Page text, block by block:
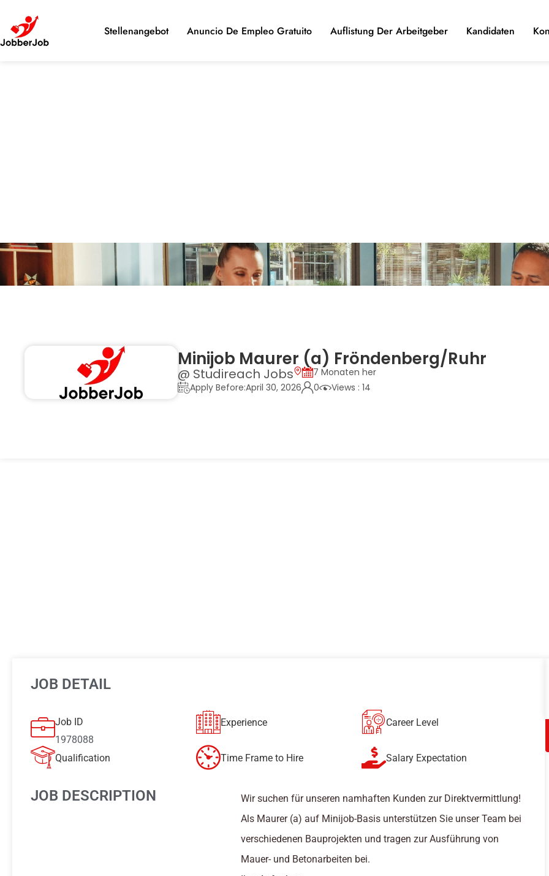
Stellenangebot Anuncio De Empleo Gratuito Auflistung Der Arbeitgeber Kandidaten
Minijob Maurer (a) Fröndenberg/Ruhr
@ Studireach Jobs
7 Monaten her
Apply Before:April 30, 2026
0 Views : 14
JOB DETAIL
Job ID
1978088
Experience Career Level
Qualification Time Frame to Hire Salary Expectation
JOB DESCRIPTION
Wir suchen für unseren namhaften Kunden zur Direktvermittlung!
Als Maurer (a) auf Minijob-Basis unterstützen Sie unser Team bei
verschiedenen Bauprojekten und tragen zur Ausführung von
Mauer- und Betonarbeiten bei.